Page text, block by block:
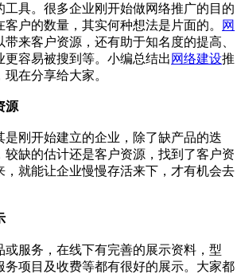
工具。很多企业刚开始做网络推广的目的
户的数量，其实何种想法是片面的。
网
带来客户资源，还有助于知名度的提高、
更容易被搜到等。小编总结出 网络建设推
在分享给大家。
源
刚开始建立的企业，除了缺产品的迭
较缺的估计还是客户资源，找到了客户资
，就能让企业慢慢存活来下，才有机会去
服务，在线下有完善的展示资料，型
务项目及收费等都有很好的展示。大家都